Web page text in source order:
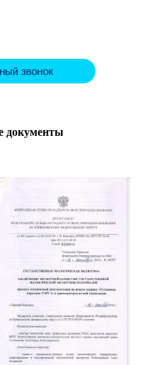
документы